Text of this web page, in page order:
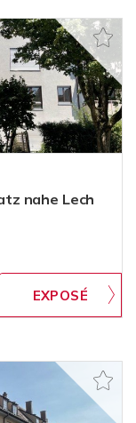
nahe Lech